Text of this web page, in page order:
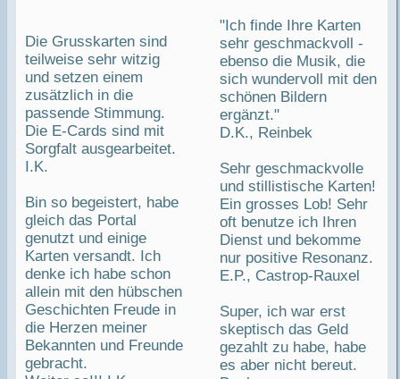
Die Grusskarten sind
teilweise sehr witzig
und setzen einem
zusätzlich in die
passende Stimmung.
Die E-Cards sind mit
Sorgfalt ausgearbeitet.
I.K.
Bin so begeistert, habe
gleich das Portal
genutzt und einige
Karten versandt. Ich
denke ich habe schon
allein mit den hübschen
Geschichten Freude in
die Herzen meiner
Bekannten und Freunde
gebracht.
"Ich finde Ihre Karten
sehr geschmackvoll -
ebenso die Musik, die
sich wundervoll mit den
schönen Bildern
ergänzt."
D.K., Reinbek
Sehr geschmackvolle
und stillistische Karten!
Ein grosses Lob! Sehr
oft benutze ich Ihren
Dienst und bekomme
nur positive Resonanz.
E.P., Castrop-Rauxel
Super, ich war erst
skeptisch das Geld
gezahlt zu habe, habe
es aber nicht bereut.